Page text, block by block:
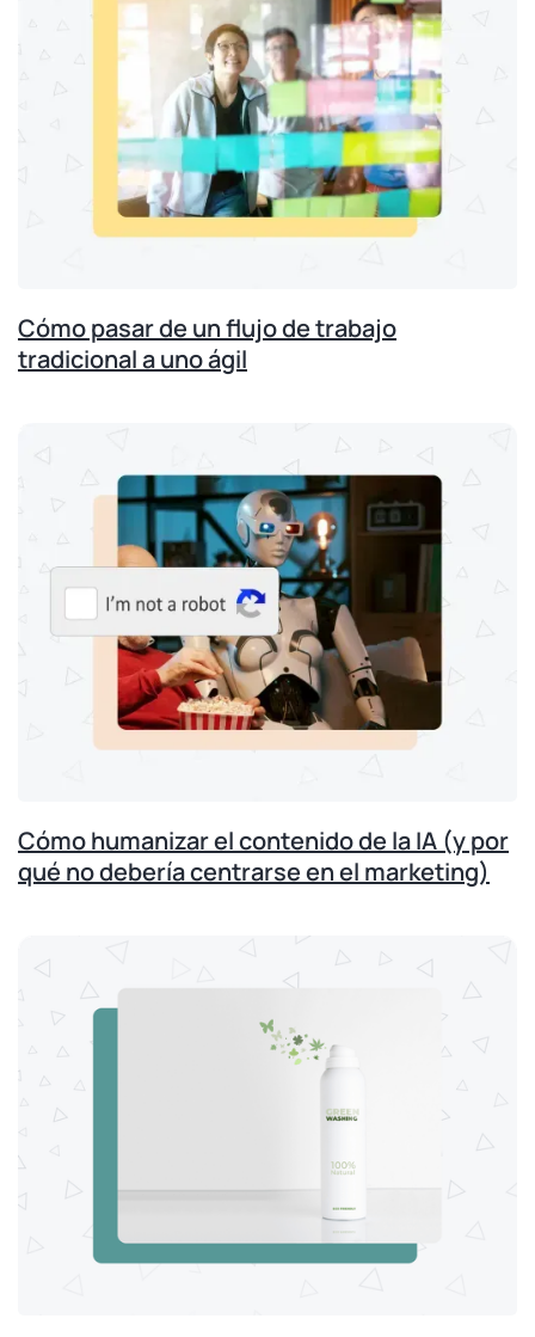
Cómo pasar de un flujo de trabajo
tradicional a uno ágil
Cómo humanizar el contenido de la IA (y por
qué no debería centrarse en el marketing)